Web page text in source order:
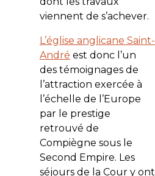
viennent de s’achever.
L’église anglicane Saint-
André est donc l’un
des témoignages de
l’attraction exercée à
l’échelle de l’Europe
par le prestige
retrouvé de
Compiègne sous le
Second Empire. Les
séjours de la Cour y ont